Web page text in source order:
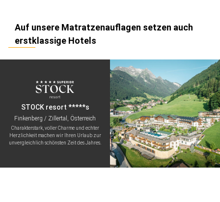
Auf unsere Matratzenauflagen setzen auch
erstklassige Hotels
STOCK resort *****s
Finkenberg / Zillertal, Österreich
Charakterstark, voller Charme und echter
Herzlichkeit machen wir Ihren Urlaub zur
unvergleichlich schönsten Zeit des Jahres.